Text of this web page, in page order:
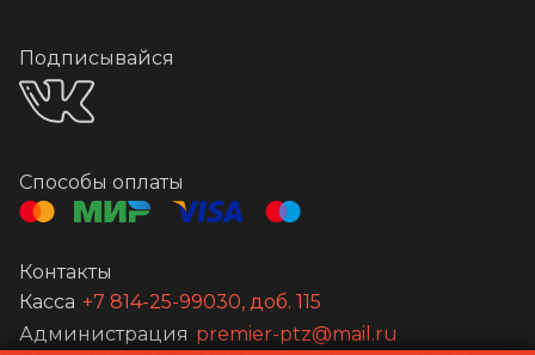
Подписывайся
Способы оплаты
Контакты
Касса +7 814-25-99030, доб. 115
Администрация premier-ptz@mail.ru